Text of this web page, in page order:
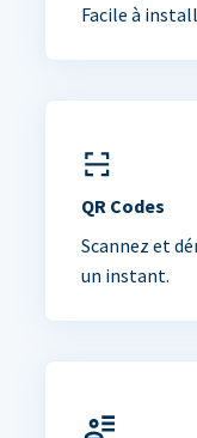
Facile à
QR Codes
Scannez et
un instant.